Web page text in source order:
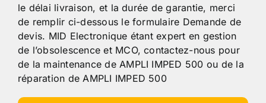
le délai livraison, et la durée de garantie, merci
de remplir ci-dessous le formulaire Demande de
devis. MID Electronique étant expert en gestion
de l’obsolescence et MCO, contactez-nous pour
de la maintenance de AMPLI IMPED 500 ou de la
réparation de AMPLI IMPED 500